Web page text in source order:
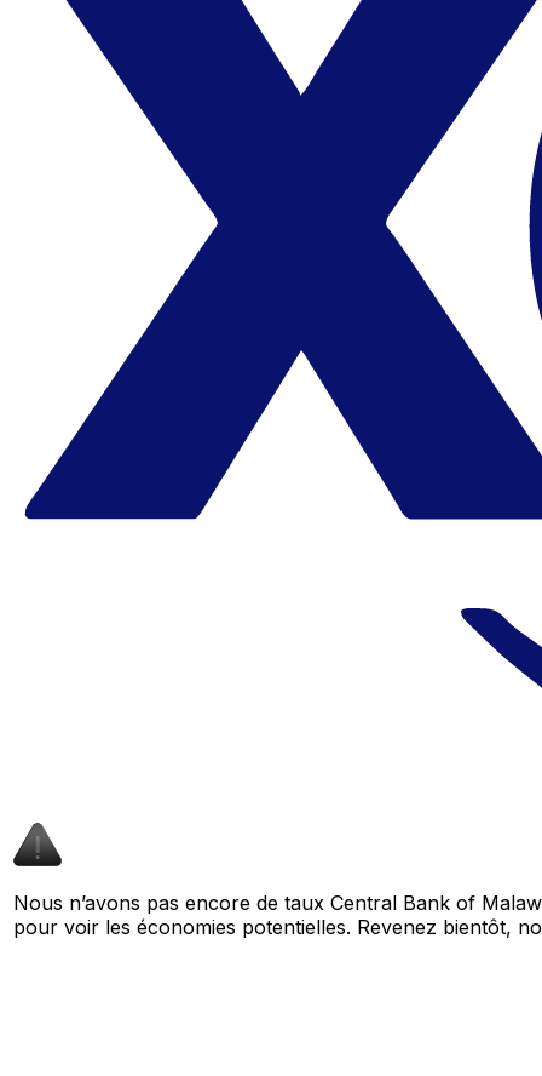
Nous n’avons pas encore de taux Central Bank of
pour voir les économies potentielles. Revenez bientôt,